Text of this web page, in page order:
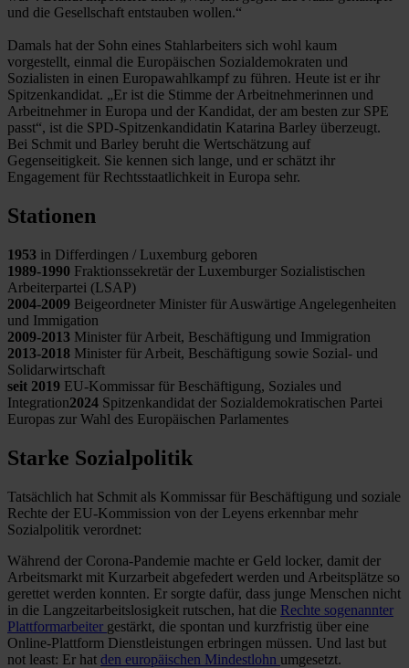
und die Gesellschaft entstauben wollen.“
Damals hat der Sohn eines Stahlarbeiters sich wohl kaum
vorgestellt, einmal die Europäischen Sozialdemokraten und
Sozialisten in einen Europawahlkampf zu führen. Heute ist er ihr
Spitzenkandidat. „Er ist die Stimme der Arbeitnehmerinnen und
Arbeitnehmer in Europa und der Kandidat, der am besten zur SPE
passt“, ist die SPD-Spitzenkandidatin Katarina Barley überzeugt.
Bei Schmit und Barley beruht die Wertschätzung auf
Gegenseitigkeit. Sie kennen sich lange, und er schätzt ihr
Engagement für Rechtsstaatlichkeit in Europa sehr.
Stationen
1953 in Differdingen / Luxemburg geboren
1989-1990 Fraktionssekretär der Luxemburger Sozialistischen
Arbeiterpartei (LSAP)
2004-2009 Beigeordneter Minister für Auswärtige Angelegenheiten
und Immigation
2009-2013 Minister für Arbeit, Beschäftigung und Immigration
2013-2018 Minister für Arbeit, Beschäftigung sowie Sozial- und
Solidarwirtschaft
seit 2019 EU-Kommissar für Beschäftigung, Soziales und
Integration2024 Spitzenkandidat der Sozialdemokratischen Partei
Europas zur Wahl des Europäischen Parlamentes
Starke Sozialpolitik
Tatsächlich hat Schmit als Kommissar für Beschäftigung und soziale
Rechte der EU-Kommission von der Leyens erkennbar mehr
Sozialpolitik verordnet:
Während der Corona-Pandemie machte er Geld locker, damit der
Arbeitsmarkt mit Kurzarbeit abgefedert werden und Arbeitsplätze so
gerettet werden konnten. Er sorgte dafür, dass junge Menschen nicht
in die Langzeitarbeitslosigkeit rutschen, hat die Rechte sogenannter
Plattformarbeiter gestärkt, die spontan und kurzfristig über eine
Online-Plattform Dienstleistungen erbringen müssen. Und last but
not least: Er hat den europäischen Mindestlohn umgesetzt.